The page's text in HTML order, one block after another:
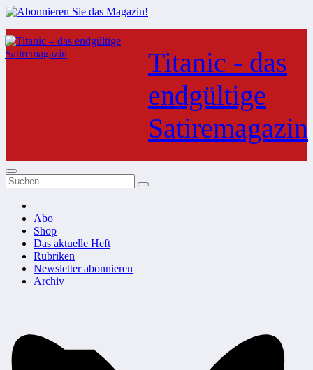
Zum
Inhalt
springen
Titanic - das
endgültige
Satiremagazin
Abo
Shop
Das aktuelle Heft
Rubriken
Newsletter abonnieren
Archiv